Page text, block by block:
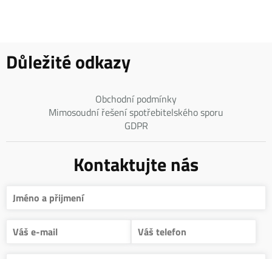
Důležité odkazy
Obchodní podmínky
Mimosoudní řešení spotřebitelského sporu
GDPR
Kontaktujte nás